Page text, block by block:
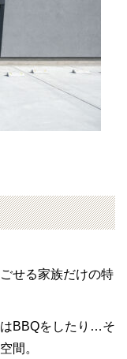
せる家族だけの特
BBQをしたり…そ
間。